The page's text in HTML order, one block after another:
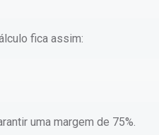
fica assim:
uma margem de 75%.